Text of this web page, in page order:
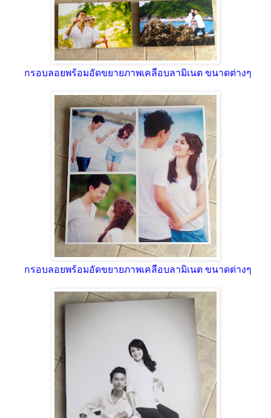
กรอบลอยพร้อมอัดขยายภาพเคลือบลามิเนต ขนาดต่างๆ
กรอบลอยพร้อมอัดขยายภาพเคลือบลามิเนต ขนาดต่างๆ